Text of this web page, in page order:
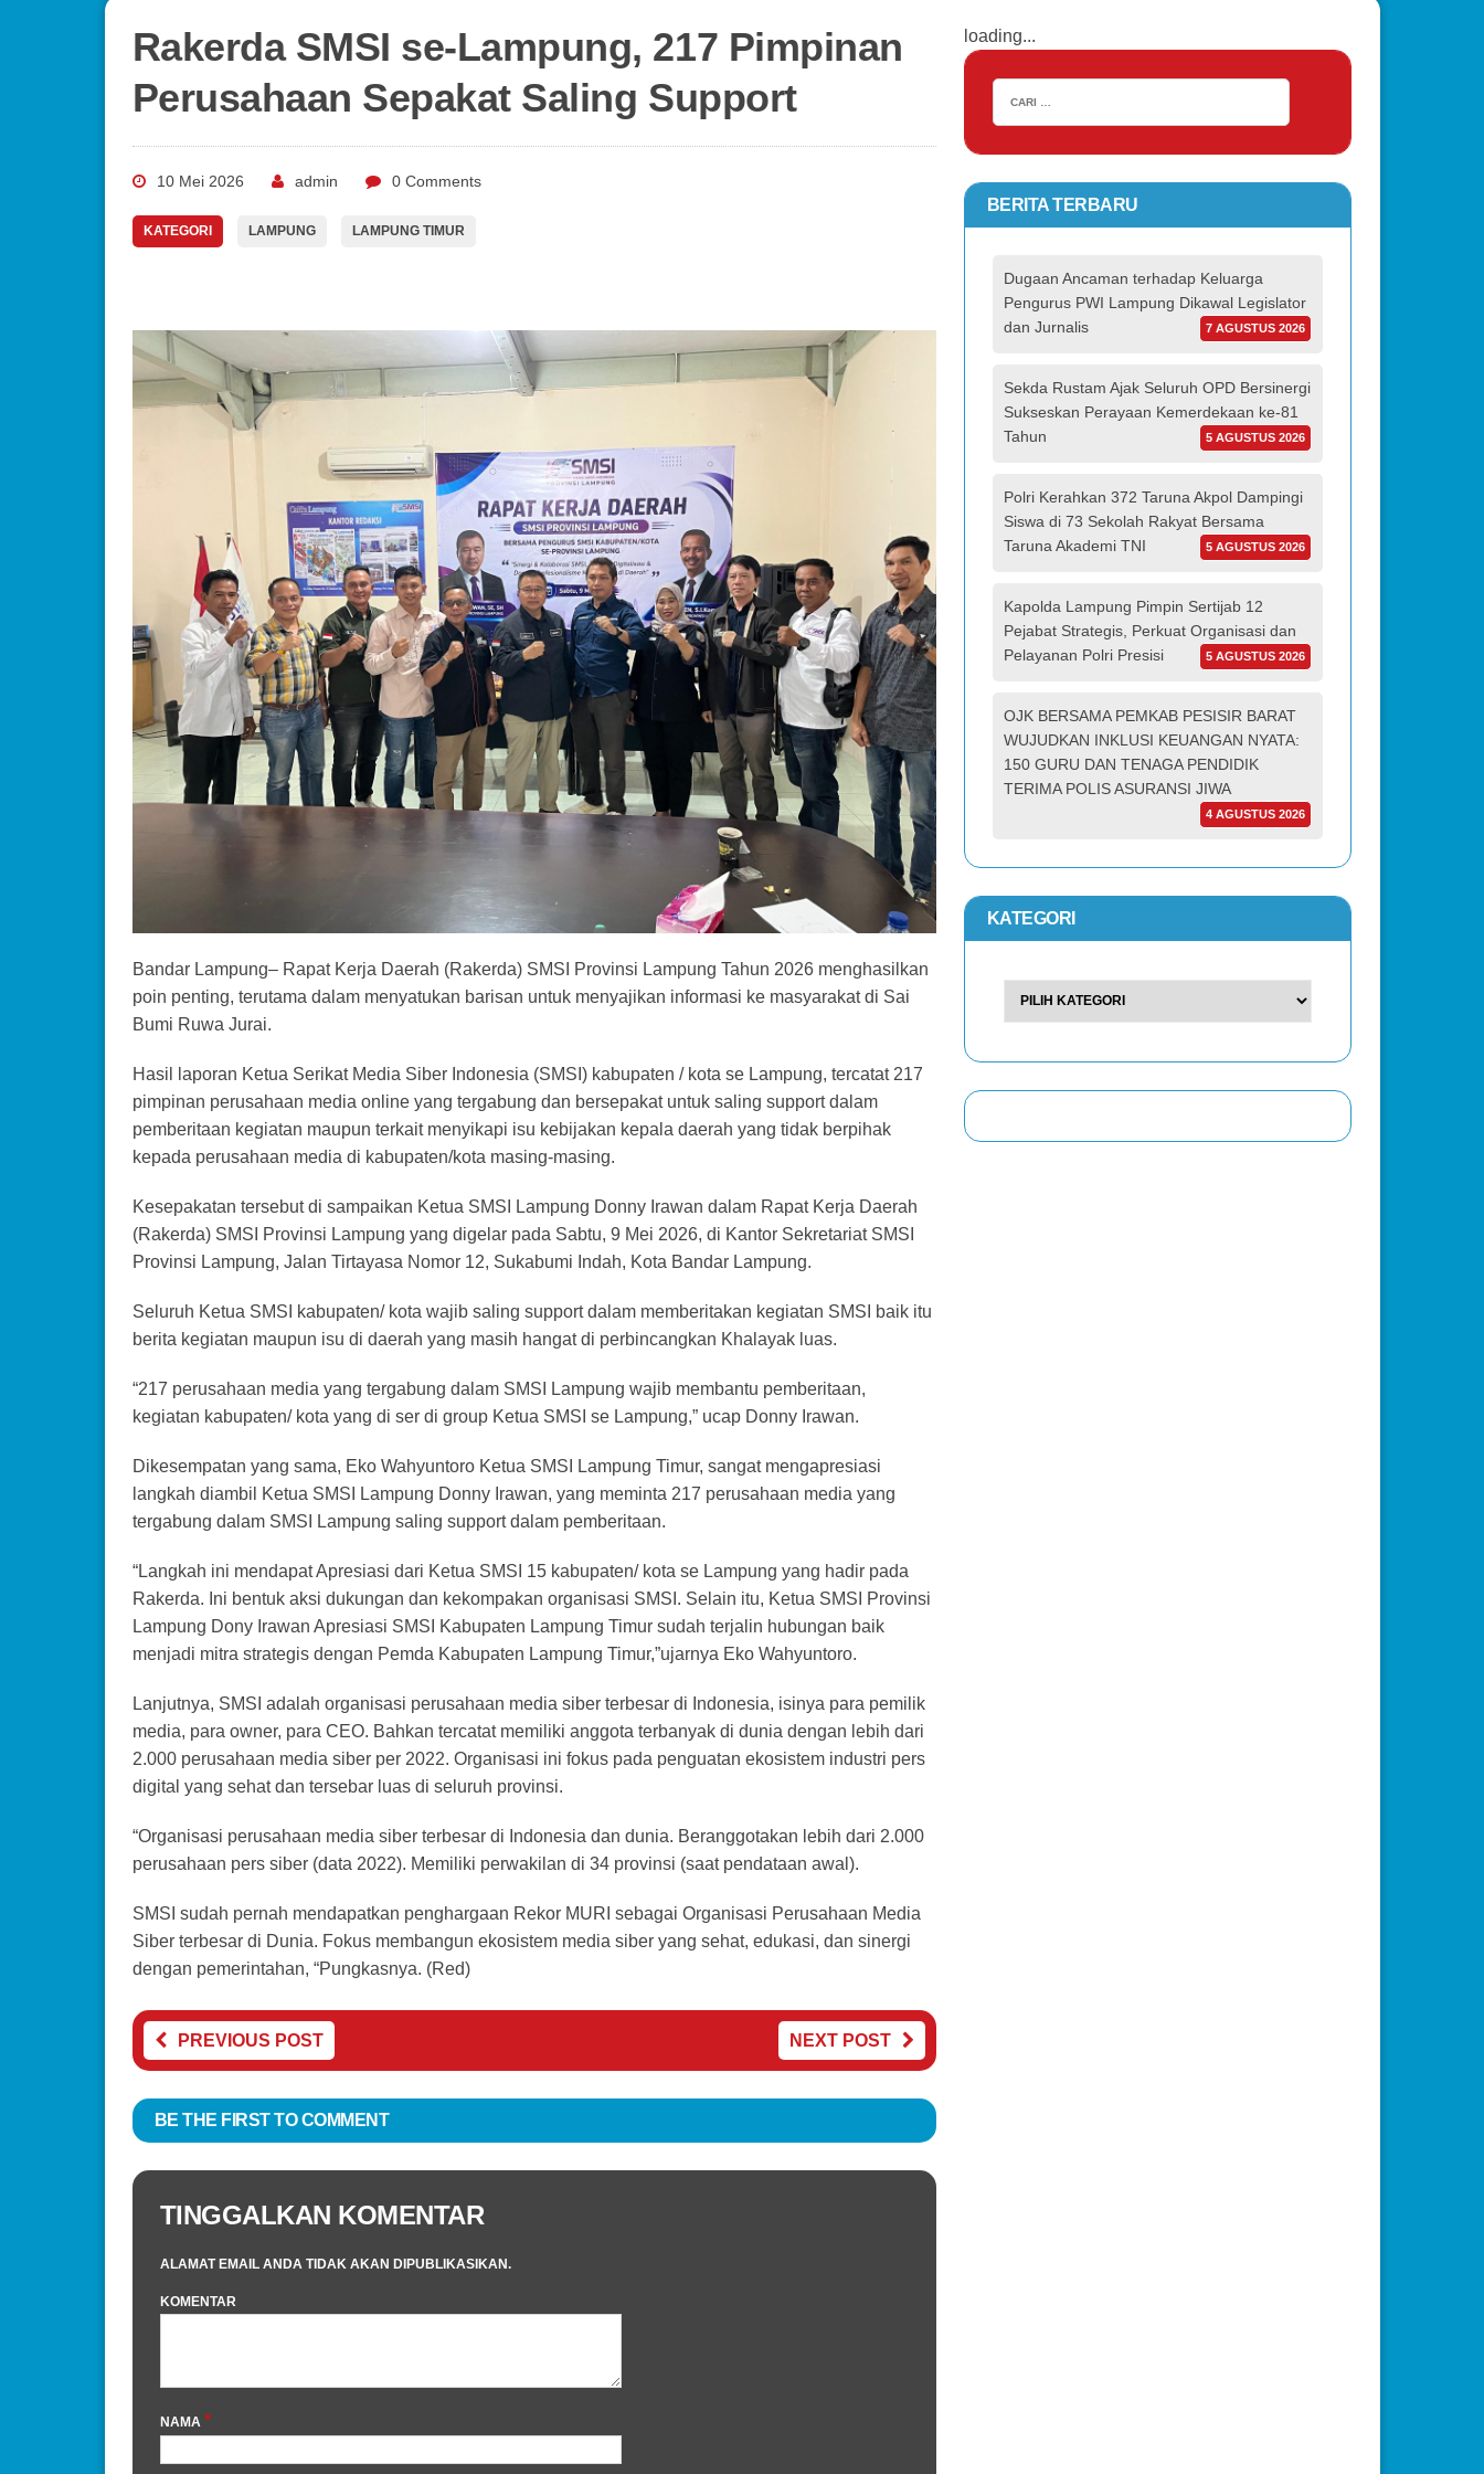
Rakerda SMSI se-Lampung, 217 Pimpinan
Perusahaan Sepakat Saling Support
10 Mei 2026 admin 0 Comments
KATEGORI LAMPUNG LAMPUNG TIMUR
Bandar Lampung– Rapat Kerja Daerah (Rakerda) SMSI Provinsi Lampung Tahun 2026 menghasilkan
poin penting, terutama dalam menyatukan barisan untuk menyajikan informasi ke masyarakat di Sai
Bumi Ruwa Jurai.
Hasil laporan Ketua Serikat Media Siber Indonesia (SMSI) kabupaten / kota se Lampung, tercatat 217
pimpinan perusahaan media online yang tergabung dan bersepakat untuk saling support dalam
pemberitaan kegiatan maupun terkait menyikapi isu kebijakan kepala daerah yang tidak berpihak
kepada perusahaan media di kabupaten/kota masing-masing.
Kesepakatan tersebut di sampaikan Ketua SMSI Lampung Donny Irawan dalam Rapat Kerja Daerah
(Rakerda) SMSI Provinsi Lampung yang digelar pada Sabtu, 9 Mei 2026, di Kantor Sekretariat SMSI
Provinsi Lampung, Jalan Tirtayasa Nomor 12, Sukabumi Indah, Kota Bandar Lampung.
Seluruh Ketua SMSI kabupaten/ kota wajib saling support dalam memberitakan kegiatan SMSI baik itu
berita kegiatan maupun isu di daerah yang masih hangat di perbincangkan Khalayak luas.
“217 perusahaan media yang tergabung dalam SMSI Lampung wajib membantu pemberitaan,
kegiatan kabupaten/ kota yang di ser di group Ketua SMSI se Lampung,” ucap Donny Irawan.
Dikesempatan yang sama, Eko Wahyuntoro Ketua SMSI Lampung Timur, sangat mengapresiasi
langkah diambil Ketua SMSI Lampung Donny Irawan, yang meminta 217 perusahaan media yang
tergabung dalam SMSI Lampung saling support dalam pemberitaan.
“Langkah ini mendapat Apresiasi dari Ketua SMSI 15 kabupaten/ kota se Lampung yang hadir pada
Rakerda. Ini bentuk aksi dukungan dan kekompakan organisasi SMSI. Selain itu, Ketua SMSI Provinsi
Lampung Dony Irawan Apresiasi SMSI Kabupaten Lampung Timur sudah terjalin hubungan baik
menjadi mitra strategis dengan Pemda Kabupaten Lampung Timur,”ujarnya Eko Wahyuntoro.
Lanjutnya, SMSI adalah organisasi perusahaan media siber terbesar di Indonesia, isinya para pemilik
media, para owner, para CEO. Bahkan tercatat memiliki anggota terbanyak di dunia dengan lebih dari
2.000 perusahaan media siber per 2022. Organisasi ini fokus pada penguatan ekosistem industri pers
digital yang sehat dan tersebar luas di seluruh provinsi.
“Organisasi perusahaan media siber terbesar di Indonesia dan dunia. Beranggotakan lebih dari 2.000
perusahaan pers siber (data 2022). Memiliki perwakilan di 34 provinsi (saat pendataan awal).
SMSI sudah pernah mendapatkan penghargaan Rekor MURI sebagai Organisasi Perusahaan Media
Siber terbesar di Dunia. Fokus membangun ekosistem media siber yang sehat, edukasi, dan sinergi
dengan pemerintahan, “Pungkasnya. (Red)
PREVIOUS POST NEXT POST
BE THE FIRST TO COMMENT
TINGGALKAN KOMENTAR
ALAMAT EMAIL ANDA TIDAK AKAN DIPUBLIKASIKAN.
KOMENTAR
NAMA *
loading...
BERITA TERBARU
Dugaan Ancaman terhadap Keluarga
Pengurus PWI Lampung Dikawal Legislator
dan Jurnalis
7 AGUSTUS 2026
Sekda Rustam Ajak Seluruh OPD Bersinergi
Sukseskan Perayaan Kemerdekaan ke-81
Tahun
5 AGUSTUS 2026
Polri Kerahkan 372 Taruna Akpol Dampingi
Siswa di 73 Sekolah Rakyat Bersama
Taruna Akademi TNI
5 AGUSTUS 2026
Kapolda Lampung Pimpin Sertijab 12
Pejabat Strategis, Perkuat Organisasi dan
Pelayanan Polri Presisi
5 AGUSTUS 2026
OJK BERSAMA PEMKAB PESISIR BARAT
WUJUDKAN INKLUSI KEUANGAN NYATA:
150 GURU DAN TENAGA PENDIDIK
TERIMA POLIS ASURANSI JIWA
4 AGUSTUS 2026
KATEGORI